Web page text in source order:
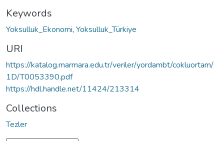
Keywords
Yoksulluk_Ekonomi, Yoksulluk_Türkiye
URI
https://katalog.marmara.edu.tr/veriler/yordambt/cokluortam/
1D/T0053390.pdf
https://hdl.handle.net/11424/213314
Collections
Tezler